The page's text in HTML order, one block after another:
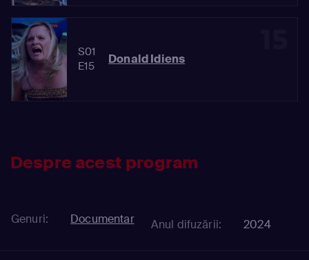
S01
E15
Donald Idiens
Despre acest program
Genuri: Documentar Anul difuzării: 2024